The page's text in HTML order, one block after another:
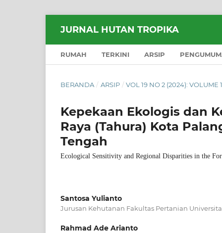
JURNAL HUTAN TROPIKA
RUMAH TERKINI ARSIP
BERANDA / ARSIP / VOL 19 NO 2 (2024): VOLUME
Kepekaan Ekologis dan
Raya (Tahura) Kota
Tengah
Ecological Sensitivity and Regional Disparities in the
Santosa Yulianto
Jurusan Kehutanan Fakultas Pertanian
Rahmad Ade Arianto